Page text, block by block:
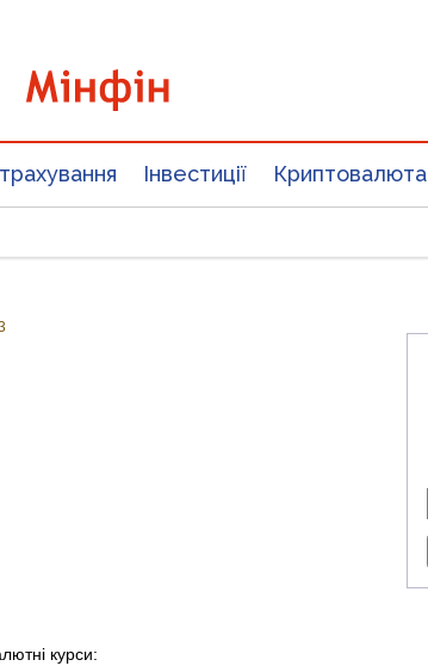
Інвестиції Криптовалюта
курси: